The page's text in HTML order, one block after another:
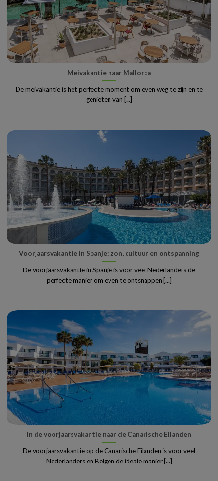
Meivakantie naar Mallorca
De meivakantie is het perfecte moment om even weg te zijn en te
genieten van [...]
Voorjaarsvakantie in Spanje: zon, cultuur en ontspanning
De voorjaarsvakantie in Spanje is voor veel Nederlanders de
perfecte manier om even te ontsnappen [...]
In de voorjaarsvakantie naar de Canarische Eilanden
De voorjaarsvakantie op de Canarische Eilanden is voor veel
Nederlanders en Belgen de ideale manier [...]